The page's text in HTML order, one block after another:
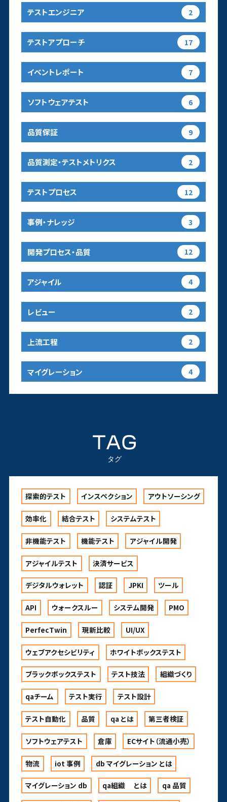
テストエンジニア 2
テストアプローチ 17
イベントレポート 7
ソフトウェアテスト 6
品質保証 9
品質測定・テストメトリクス 2
テストプロセス 12
事例・ナレッジ 3
開発プロセス・品質 12
アジャイル 4
レビュー 2
上流工程 2
マイグレーション 4
TAG
タグ
探索的テスト インスペクション アウトソーシング
効率化 結合テスト システムテスト
非機能テスト 機能テスト アジャイル開発
アジャイルテスト 決済サービス
デジタルウォレット 認証 JPKI ツール
API ウォークスルー システム開発 PMO
PerfecTwin 現新比較 UI/UX
ウェブアクセシビリティ ホワイトボックステスト
ブラックボックステスト テスト技法 組織づくり
qaチーム テスト実行 テスト設計
テスト自動化 品質 qa とは 第三者検証
ソフトウェアテスト 倉庫 ECサイト（流通小売）
物流 iot 事例 db マイグレーション とは
マイグレーション db qa組織 とは qa 品質